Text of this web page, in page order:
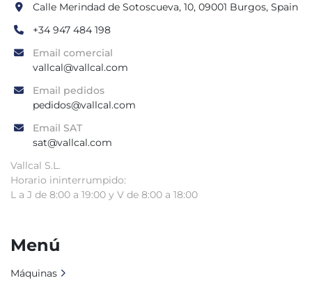
Calle Merindad de Sotoscueva, 10, 09001 Burgos, Spain
+34 947 484 198
Email comercial
vallcal@vallcal.com
Email pedidos
pedidos@vallcal.com
Email SAT
sat@vallcal.com
Vallcal S.L.
Horario ininterrumpido:
L a J de 8:00 a 19:00 y V de 8:00 a 18:00
Menú
Máquinas